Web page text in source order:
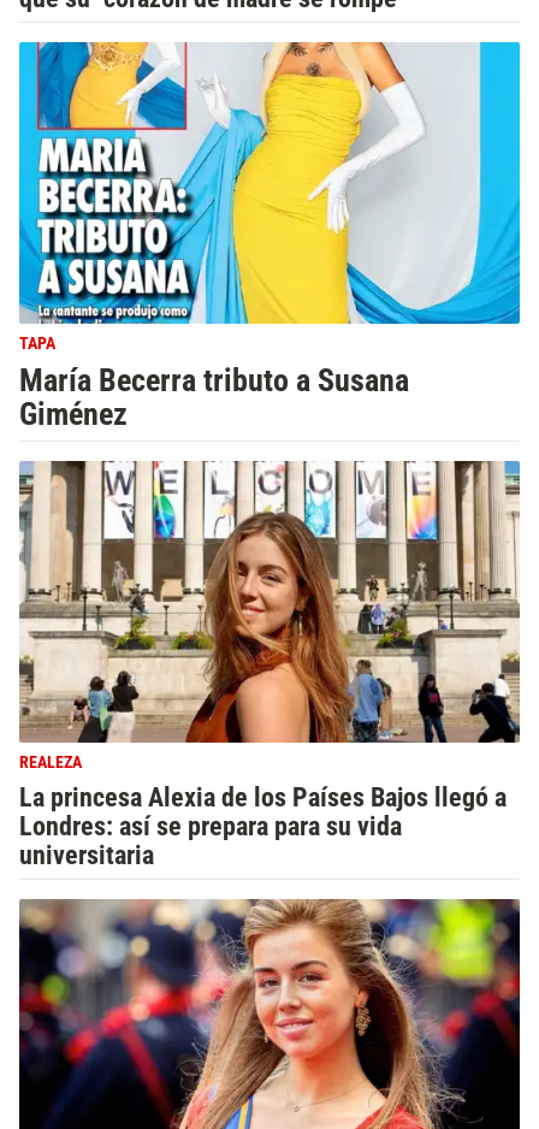
TAPA
María Becerra tributo a Susana
Giménez
REALEZA
La princesa Alexia de los Países Bajos llegó a
Londres: así se prepara para su vida
universitaria